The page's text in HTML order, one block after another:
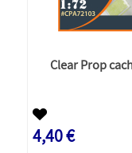
Clear Prop
4,40 €